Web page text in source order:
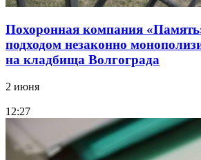
Похоронная компания
подходом незаконно
на кладбища Волгограда
2 июня
12:27